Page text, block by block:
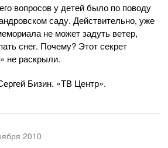
вопросов у детей было по поводу
саду. Действительно, уже
не может задуть ветер,
снег. Почему? Этот секрет
не раскрыли.
Бизин. «ТВ Центр».
2010